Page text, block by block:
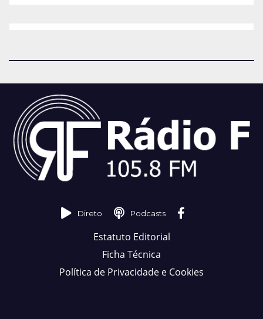
Direto Podcasts
Estatuto Editorial
Ficha Técnica
Política de Privacidade e Cookies